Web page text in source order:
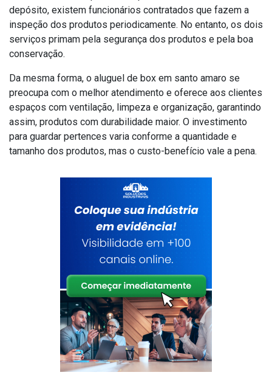
depósito, existem funcionários contratados que fazem a
inspeção dos produtos periodicamente. No entanto, os dois
serviços primam pela segurança dos produtos e pela boa
conservação.
Da mesma forma, o aluguel de box em santo amaro se
preocupa com o melhor atendimento e oferece aos clientes
espaços com ventilação, limpeza e organização, garantindo
assim, produtos com durabilidade maior. O investimento
para guardar pertences varia conforme a quantidade e
tamanho dos produtos, mas o custo-benefício vale a pena.